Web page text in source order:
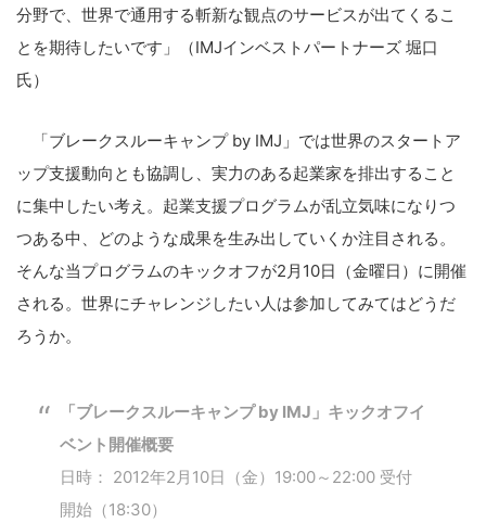
分野で、世界で通用する斬新な観点のサービスが出てくるこ
とを期待したいです」（IMJインベストパートナーズ 堀口
氏）
「ブレークスルーキャンプ by IMJ」では世界のスタートア
ップ支援動向とも協調し、実力のある起業家を排出すること
に集中したい考え。起業支援プログラムが乱立気味になりつ
つある中、どのような成果を生み出していくか注目される。
そんな当プログラムのキックオフが2月10日（金曜日）に開催
される。世界にチャレンジしたい人は参加してみてはどうだ
ろうか。
「ブレークスルーキャンプ by IMJ」キックオフイ
ベント開催概要
日時： 2012年2月10日（金）19:00～22:00 受付
開始（18:30）